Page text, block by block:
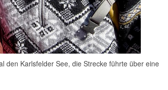
den Karlsfelder See, die Strecke führte über eine